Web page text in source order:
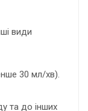
види
30 мл/хв).
та до інших